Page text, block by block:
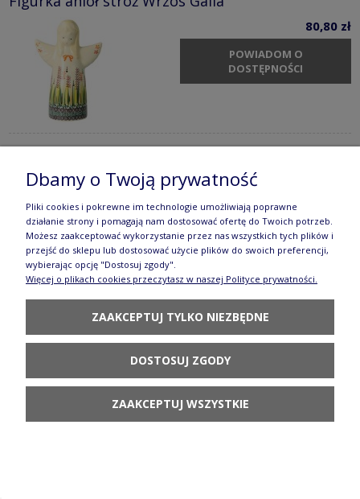
80,80 zł
POWIADOM O
DOSTĘPNOŚCI
Figurka kot szyja Pigwa Galia
DO KOSZYKA
Figurka kot szyja wys. 19 cm Wrzos Galia
Dbamy o Twoją prywatność
Pliki cookies i pokrewne im technologie umożliwiają poprawne
działanie strony i pomagają nam dostosować ofertę do Twoich potrzeb.
Możesz zaakceptować wykorzystanie przez nas wszystkich tych plików i
przejść do sklepu lub dostosować użycie plików do swoich preferencji,
wybierając opcję "Dostosuj zgody".
Więcej o plikach cookies przeczytasz w naszej Polityce prywatności.
ZAAKCEPTUJ TYLKO NIEZBĘDNE
DOSTOSUJ ZGODY
ZAAKCEPTUJ WSZYSTKIE